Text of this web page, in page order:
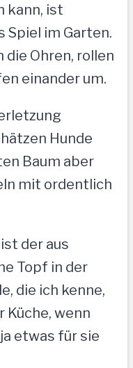
kann, ist
Spiel im Garten.
die Ohren, rollen
einander um.
Hunde
Baum aber
mit ordentlich
der aus
Topf in der
die ich kenne,
Küche, wenn
etwas für sie